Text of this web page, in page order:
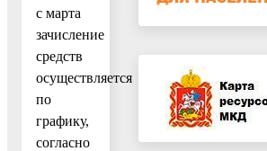
с марта
зачисление
средств
осуществляется
по
графику,
согласно